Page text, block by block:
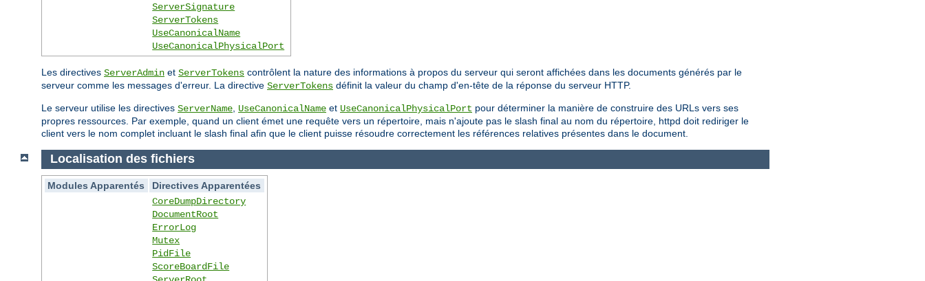
ServerSignature
ServerTokens
UseCanonicalName
UseCanonicalPhysicalPort
Les directives ServerAdmin et ServerTokens contrôlent la nature des informations à propos du serveur qui seront affichées dans les documents générés par le
serveur comme les messages d'erreur. La directive ServerTokens définit la valeur du champ d'en-tête de la réponse du serveur HTTP.
Le serveur utilise les directives ServerName UseCanonicalName et UseCanonicalPhysicalPort pour déterminer la manière de construire des URLs vers ses
propres ressources. Par exemple, quand un client émet une requête vers un répertoire, mais n'ajoute pas le slash final au nom du répertoire, httpd doit rediriger le
client vers le nom complet incluant le slash final afin que le client puisse résoudre correctement les références relatives présentes dans le document.
Localisation des fichiers
Modules Apparentés
Directives Apparentées
CoreDumpDirectory
DocumentRoot
ErrorLog
Mutex
PidFile
ScoreBoardFile